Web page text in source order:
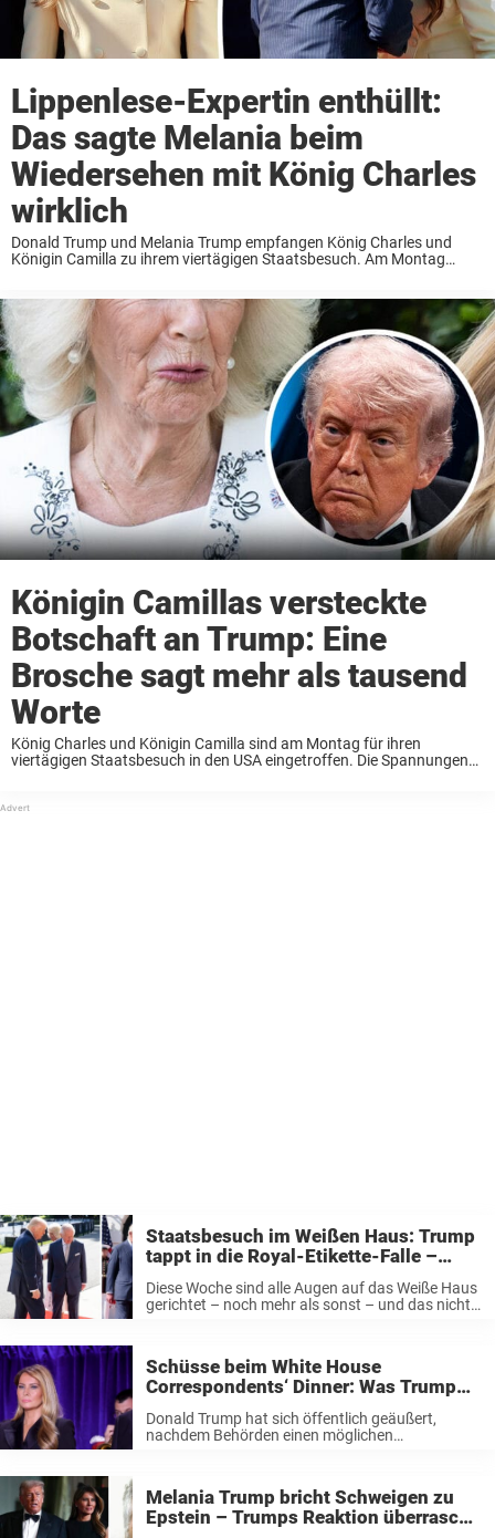
Lippenlese-Expertin enthüllt:
Das sagte Melania beim
Wiedersehen mit König Charles
wirklich
Donald Trump und Melania Trump empfangen König Charles und
Königin Camilla zu ihrem viertägigen Staatsbesuch. Am Montag
Königin Camillas versteckte
Botschaft an Trump: Eine
Brosche sagt mehr als tausend
Worte
König Charles und Königin Camilla sind am Montag für ihren
viertägigen Staatsbesuch in den USA eingetroffen. Die Spannungen
Staatsbesuch im Weißen Haus: Trump
tappt in die Royal-Etikette-Falle –
Diese Woche sind alle Augen auf das Weiße Haus
gerichtet – noch mehr als sonst – und das nicht
Schüsse beim White House
Correspondents‘ Dinner: Was Trump
Donald Trump hat sich öffentlich geäußert,
nachdem Behörden einen möglichen
identifizierter Mann das Veranstaltungsgelände
betreten haben, während er Schusswaffen und ...
Melania Trump bricht Schweigen zu
Epstein – Trumps Reaktion überrascht